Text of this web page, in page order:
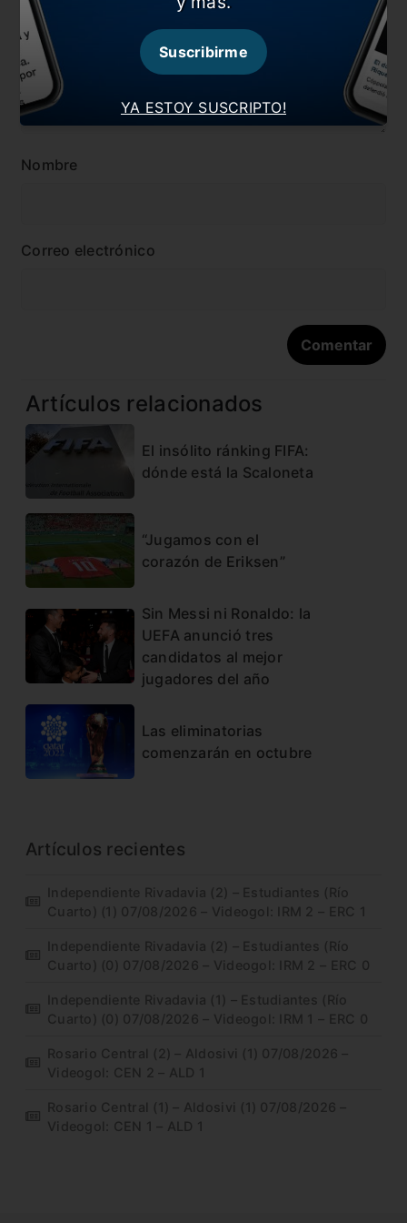
Nombre
Correo electrónico
Artículos relacionados
El insólito ránking FIFA:
dónde está la Scaloneta
“Jugamos con el
corazón de Eriksen”
Sin Messi ni Ronaldo: la
UEFA anunció tres
candidatos al mejor
jugadores del año
Las eliminatorias
comenzarán en octubre
Artículos recientes
Independiente Rivadavia (2) – Estudiantes (Río
Cuarto) (1) 07/08/2026 – Videogol: IRM 2 – ERC 1
Independiente Rivadavia (2) – Estudiantes (Río
Cuarto) (0) 07/08/2026 – Videogol: IRM 2 – ERC 0
Independiente Rivadavia (1) – Estudiantes (Río
Cuarto) (0) 07/08/2026 – Videogol: IRM 1 – ERC 0
Rosario Central (2) – Aldosivi (1) 07/08/2026 –
Videogol: CEN 2 – ALD 1
Rosario Central (1) – Aldosivi (1) 07/08/2026 –
Videogol: CEN 1 – ALD 1
YA ESTOY SUSCRIPTO!
Suscribirme